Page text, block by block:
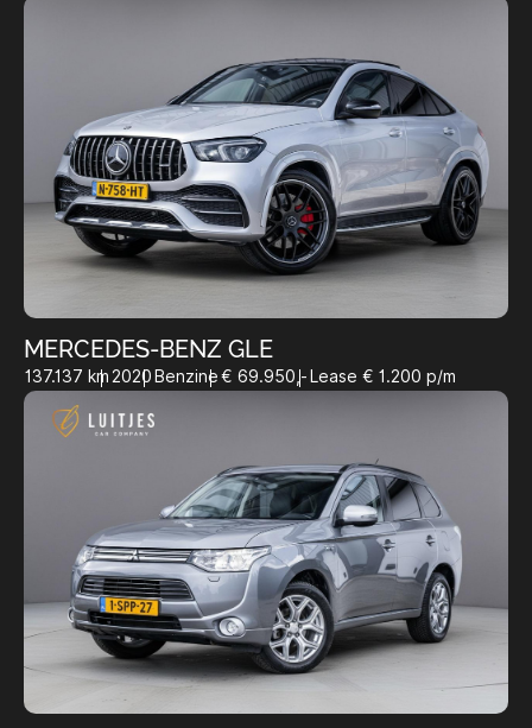
MERCEDES-BENZ GLE
137.137 km 2020 Benzine€ 69.950,- Lease € 1.200 p/m